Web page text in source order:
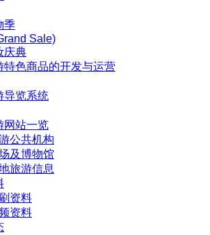
季
Sale)
庆典
特色商品的开发与运营
导览系统
网站一览
公共机构
及博物馆
旅游信息
资料
资料